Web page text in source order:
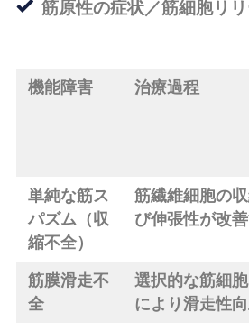
筋原性の症状／筋細胞リ
機能障害 治療過程
単純な筋ス
パズム（収
縮不全）
筋繊維細胞の
び伸張性が改
筋膜滑走不
全
選択的な筋細
により滑走性